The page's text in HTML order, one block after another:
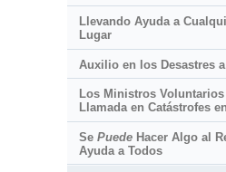
Llevando Ayuda a
Lugar
Auxilio en los Desastres
Los Ministros
Llamada en Catástrofes
Se PuedeHacer Algo al
Ayuda a Todos